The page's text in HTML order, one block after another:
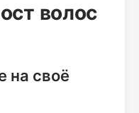
волос
на своё